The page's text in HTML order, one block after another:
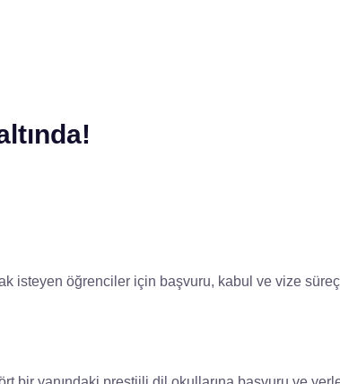
öğrenciler için başvuru, kabul ve vize